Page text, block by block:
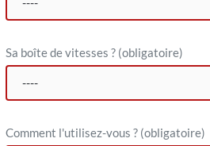
Sa boîte de vitesses ? (obligatoire)
Comment l'utilisez-vous ? (obligatoire)